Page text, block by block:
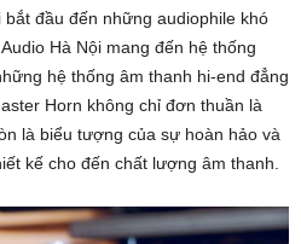
đầu đến những audiophile khó
Hà Nội mang đến hệ thống
hệ thống âm thanh hi-end đẳng
Horn không chỉ đơn thuần là
là biểu tượng của sự hoàn hảo và
kế cho đến chất lượng âm thanh.